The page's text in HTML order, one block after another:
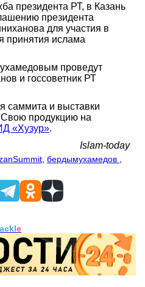
президента РТ, в Казань
президента
для участия в
принятия ислама
проведут
и госсоветник РТ
саммита и выставки
Свою продукцию на
«Хузур».
Islam-today
бердымухамедов
e